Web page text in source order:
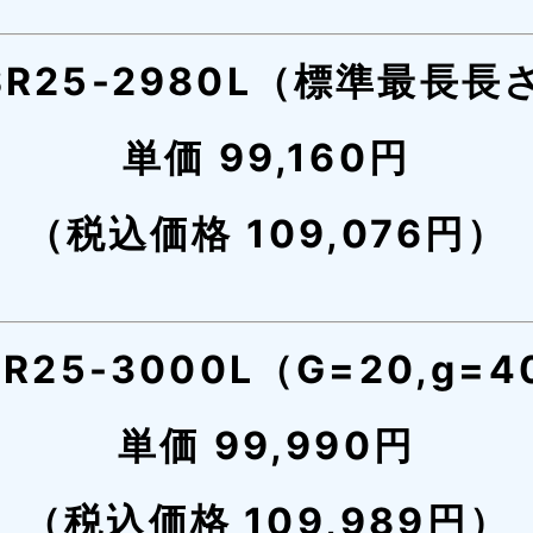
2980L（標準最長長さ
単価 99,160円
（税込価格 109,076円）
3000L（G=20,g=40
単価 99,990円
（税込価格 109,989円）